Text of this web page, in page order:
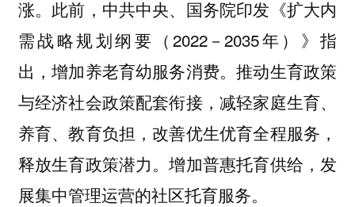
涨。此前，中共中央、国务院印发《扩大内
需战略规划纲要（2022－2035年）》指
出，增加养老育幼服务消费。推动生育政策
与经济社会政策配套衔接，减轻家庭生育、
养育、教育负担，改善优生优育全程服务，
释放生育政策潜力。增加普惠托育供给，发
展集中管理运营的社区托育服务。